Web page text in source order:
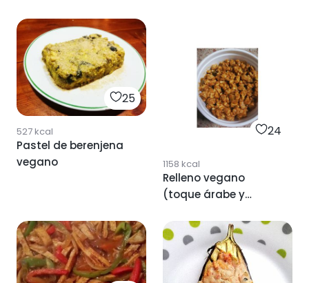
25
527kcal
Pastel de berenjena
vegano
24
1158 kcal
Relleno vegano
(toque árabe y